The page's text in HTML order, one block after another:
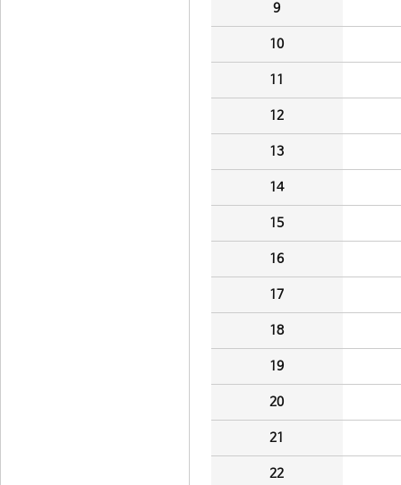
9
10
11
12
13
14
15
16
17
18
19
20
21
22